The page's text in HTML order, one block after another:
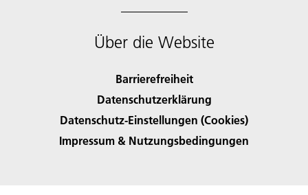
Über die Website
Barrierefreiheit
Datenschutzerklärung
Datenschutz-Einstellungen (Cookies)
Impressum & Nutzungsbedingungen